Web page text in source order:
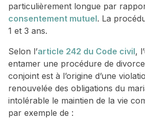
particulièrement longue par
consentement mutuel. La
1 et 3 ans.
Selon l’article 242 du Code civil,
entamer une procédure de
conjoint est à l’origine d’une
renouvelée des obligations du
intolérable le maintien de la vie
par exemple de :